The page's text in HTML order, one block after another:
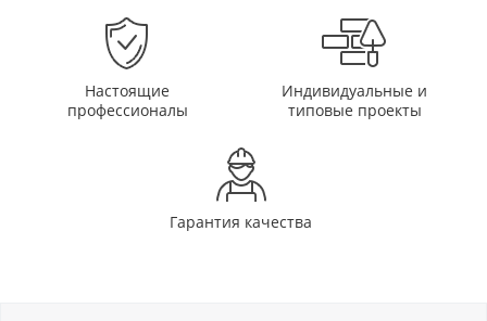
Настоящие
профессионалы
Индивидуальные и
типовые проекты
Гарантия качества